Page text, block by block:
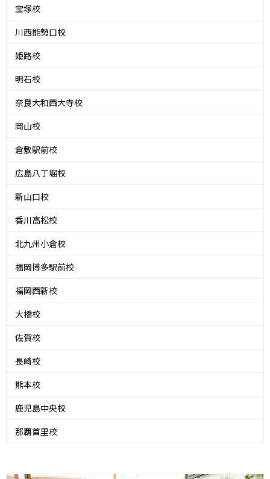
宝塚校
川西能勢口校
姫路校
明石校
奈良大和西大寺校
岡山校
倉敷駅前校
広島八丁堀校
新山口校
香川高松校
北九州小倉校
福岡博多駅前校
福岡西新校
大橋校
佐賀校
長崎校
熊本校
鹿児島中央校
那覇首里校